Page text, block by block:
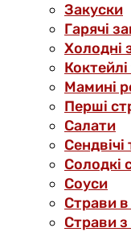
Закуски
Гарячі
Холодні
Мамині
Перші
Салати
Солодкі
Соуси
Страви в
Страви